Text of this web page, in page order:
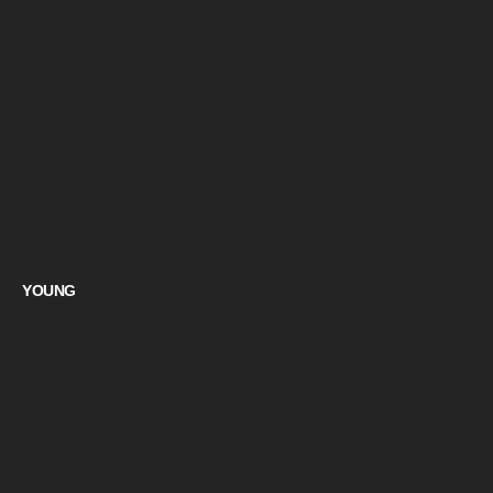
YOUNG